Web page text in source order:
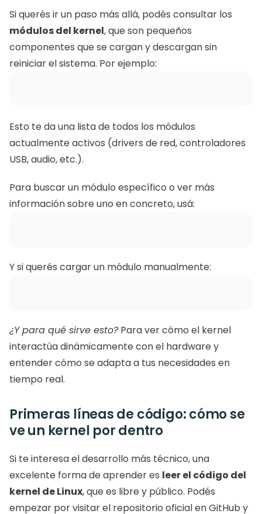
módulos del kernel, que son pequeños
componentes que se cargan y descargan sin
reiniciar el sistema. Por ejemplo:
Esto te da una lista de todos los módulos
actualmente activos (drivers de red, controladores
USB, audio, etc.).
Para buscar un módulo específico o ver más
información sobre uno en concreto, usá:
Y si querés cargar un módulo manualmente:
¿Y para qué sirve esto? Para ver cómo el kernel
interactúa dinámicamente con el hardware y
entender cómo se adapta a tus necesidades en
tiempo real.
Primeras líneas de código: cómo se
ve un kernel por dentro
Si te interesa el desarrollo más técnico, una
excelente forma de aprender es leer el código del
kernel de Linux, que es libre y público. Podés
empezar por visitar el repositorio oficial en GitHub y